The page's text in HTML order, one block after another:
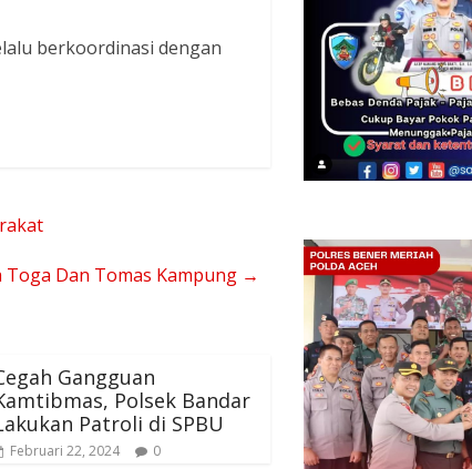
berkoordinasi dengan
Toga Dan Tomas Kampung →
Gangguan
Polsek Bandar
Patroli di SPBU
Februari 22, 2024 0